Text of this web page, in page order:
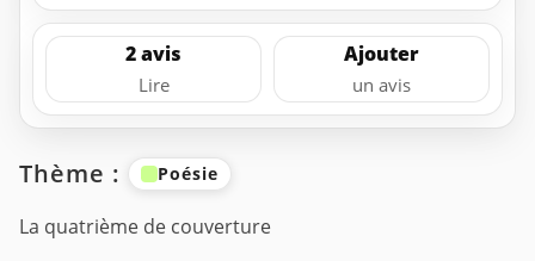
2 avis
Lire
Ajouter
un avis
Thème : Poésie
La quatrième de couverture